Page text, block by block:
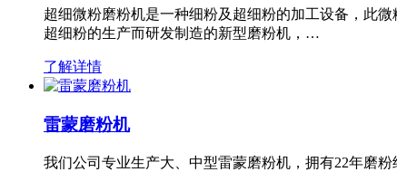
超细微粉磨粉机是一种细粉及超细粉的加工设备，此
超细粉的生产而研发制造的新型磨粉机，…
了解详情
雷蒙磨粉机
我们公司专业生产大、中型雷蒙磨粉机，拥有22年磨